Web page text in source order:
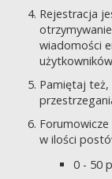
Rejestracja
wiadomości
Pamiętaj też,
w ilości
0 - 50